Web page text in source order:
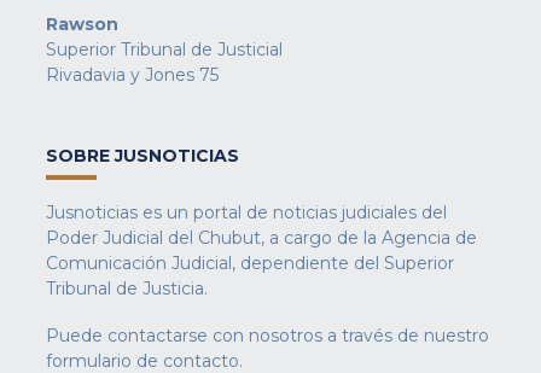
Rawson
Superior Tribunal de Justicial
Rivadavia y Jones 75
SOBRE JUSNOTICIAS
Jusnoticias es un portal de noticias judiciales del
Poder Judicial del Chubut, a cargo de la Agencia de
Comunicación Judicial, dependiente del Superior
Tribunal de Justicia.
Puede contactarse con nosotros a través de nuestro
formulario de contacto.